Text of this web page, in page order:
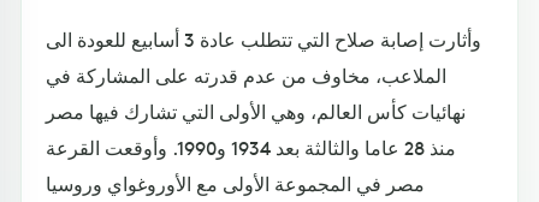
وأثارت إصابة صلاح التي تتطلب عادة 3 أسابيع للعودة الى
الملاعب، مخاوف من عدم قدرته على المشاركة في
نهائيات كأس العالم، وهي الأولى التي تشارك فيها مصر
منذ 28 عاما والثالثة بعد 1934 و1990. وأوقعت القرعة
مصر في المجموعة الأولى مع الأوروغواي وروسيا